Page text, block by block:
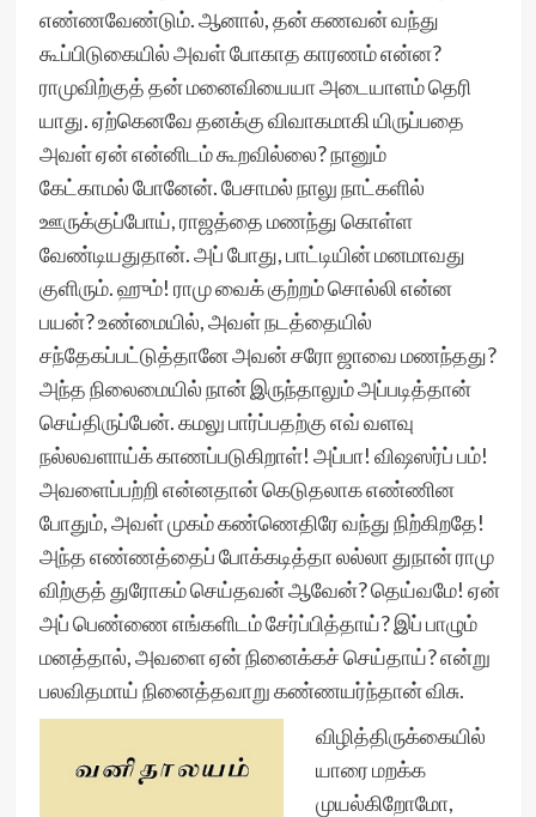
எண்ணவேண்டும். ஆனால், தன் கணவன் வந்து
கூப்பிடுகையில் அவள் போகாத காரணம் என்ன?
ராமுவிற்குத் தன் மனைவியையா அடையாளம் தெரி
யாது. ஏற்கெனவே தனக்கு விவாகமாகி யிருப்பதை
அவள் ஏன் என்னிடம் கூறவில்லை? நானும்
கேட்காமல் போனேன். பேசாமல் நாலு நாட்களில்
ஊருக்குப்போய், ராஜத்தை மணந்து கொள்ள
வேண்டியதுதான். அப் போது, பாட்டியின் மனமாவது
குளிரும். ஹும்! ராமு வைக் குற்றம் சொல்லி என்ன
பயன்? உண்மையில், அவள் நடத்தையில்
சந்தேகப்பட்டுத்தானே அவன் சரோ ஜாவை மணந்தது?
அந்த நிலைமையில் நான் இருந்தாலும் அப்படித்தான்
செய்திருப்பேன். கமலு பார்ப்பதற்கு எவ் வளவு
நல்லவளாய்க் காணப்படுகிறாள்! அப்பா! விஷஸர்ப் பம்!
அவளைப்பற்றி என்னதான் கெடுதலாக எண்ணின
போதும், அவள் முகம் கண்ணெதிரே வந்து நிற்கிறதே!
அந்த எண்ணத்தைப் போக்கடித்தா லல்லா துநான் ராமு
விற்குத் துரோகம் செய்தவன் ஆவேன்? தெய்வமே! ஏன்
அப் பெண்ணை எங்களிடம் சேர்ப்பித்தாய்? இப் பாழும்
மனத்தால், அவளை ஏன் நினைக்கச் செய்தாய்? என்று
பலவிதமாய் நினைத்தவாறு கண்ணயர்ந்தான் விசு.
விழித்திருக்கையில்
யாரை மறக்க
முயல்கிறோமோ,